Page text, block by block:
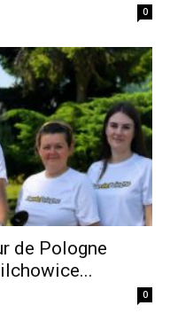
0
de Pologne
0